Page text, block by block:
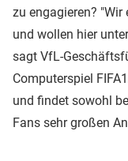
zu engagieren?
und wollen hier
sagt VfL-
Computerspiel
und findet sowohl
Fans sehr großen